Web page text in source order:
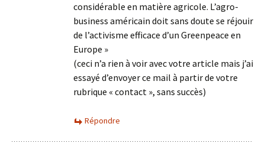
considérable en matière agricole. L’agro-
business américain doit sans doute se réjouir
de l’activisme efficace d’un Greenpeace en
Europe »
(ceci n’a rien à voir avec votre article mais j’ai
essayé d’envoyer ce mail à partir de votre
rubrique « contact », sans succès)
Répondre